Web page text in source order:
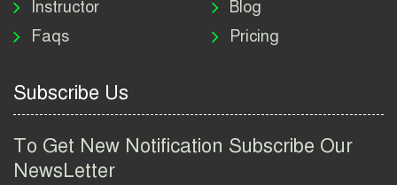
পাসপোর্ট করতে কি কি লাগে
২০২৬ | ই-পাসপোর্ট আবেদন ও
Group Job Circular 2026
Instructor
Faqs
Blog
Pricing
Subscribe Us
To Get New Notification Subscribe Our
NewsLetter